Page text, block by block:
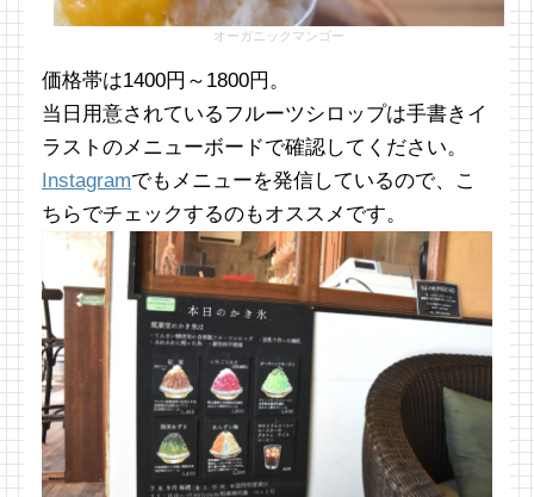
オーガニックマンゴー
価格帯は1400円～1800円。
当日用意されているフルーツシロップは手書きイ
ラストのメニューボードで確認してください。
Instagramでもメニューを発信しているので、こ
ちらでチェックするのもオススメです。